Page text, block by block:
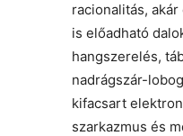
racionalitás,
is előadható
hangszerelés,
nadrágszár-
kifacsart
szarkazmus és